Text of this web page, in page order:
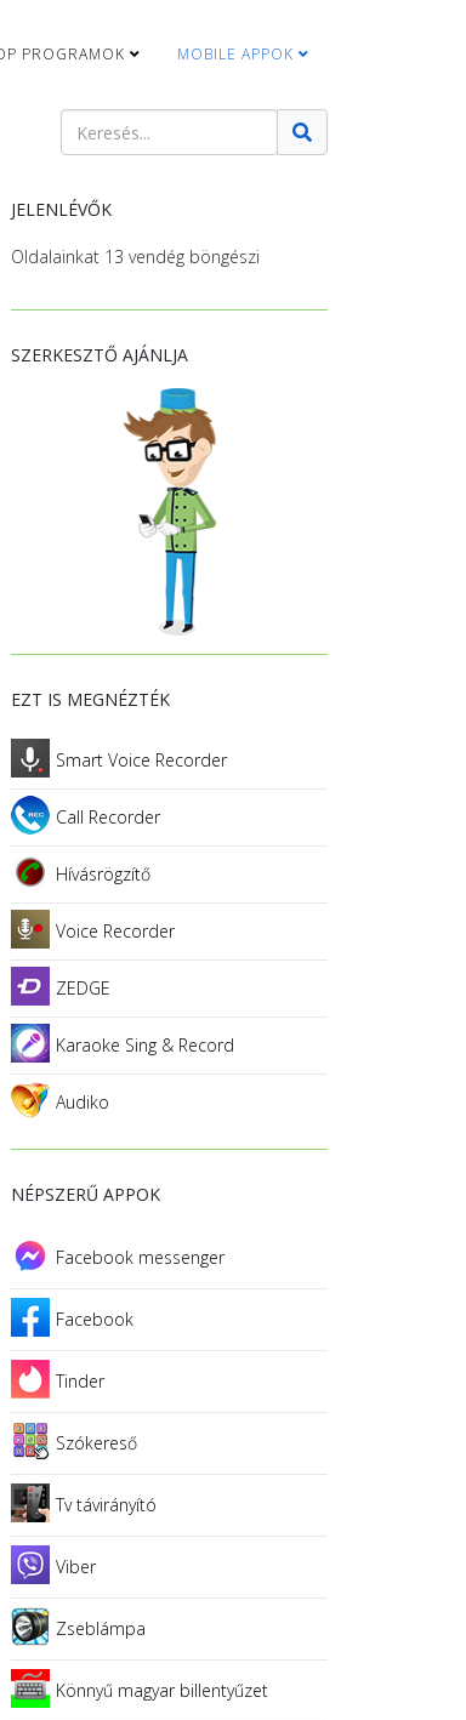
PROGRAMOK MOBILE APPOK
Keresés
JELENLÉVŐK
Oldalainkat 13 vendég böngészi
SZERKESZTŐ AJÁNLJA
EZT IS MEGNÉZTÉK
Smart Voice Recorder
Call Recorder
Hívásrögzítő
Voice Recorder
ZEDGE
Karaoke Sing & Record
Audiko
NÉPSZERŰ APPOK
Facebook messenger
Facebook
Tinder
Szókereső
Tv távirányító
Viber
Zseblámpa
Könnyű magyar billentyűzet